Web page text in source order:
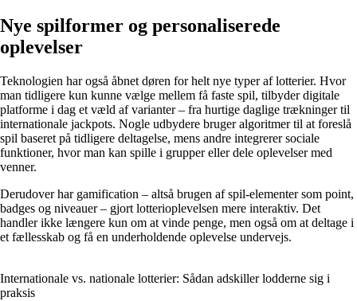
Nye spilformer og personaliserede
oplevelser
Teknologien har også åbnet døren for helt nye typer af lotterier. Hvor
man tidligere kun kunne vælge mellem få faste spil, tilbyder digitale
platforme i dag et væld af varianter – fra hurtige daglige trækninger til
internationale jackpots. Nogle udbydere bruger algoritmer til at foreslå
spil baseret på tidligere deltagelse, mens andre integrerer sociale
funktioner, hvor man kan spille i grupper eller dele oplevelser med
venner.
Derudover har gamification – altså brugen af spil-elementer som point,
badges og niveauer – gjort lotterioplevelsen mere interaktiv. Det
handler ikke længere kun om at vinde penge, men også om at deltage i
et fællesskab og få en underholdende oplevelse undervejs.
Internationale vs. nationale lotterier: Sådan adskiller lodderne sig i
praksis